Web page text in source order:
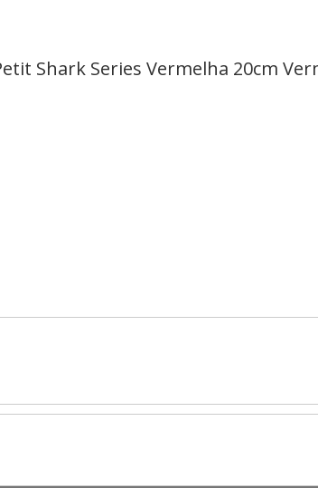
Shark Series Vermelha 20cm